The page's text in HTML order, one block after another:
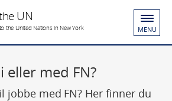
UN
the United Nations in New York MENU
eller med FN?
jobbe med FN? Her finner du